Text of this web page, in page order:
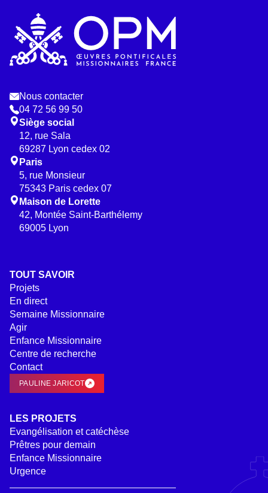
TOUT SAVOIR
Projets
En direct
Semaine Missionnaire
Agir
Enfance Missionnaire
Centre de recherche
Contact
PAULINE JARICOT
LES PROJETS
Evangélisation et catéchèse
Prêtres pour demain
Enfance Missionnaire
Urgence
Nous contacter
04 72 56 99 50
Siège social
12, rue Sala
69287 Lyon cedex 02
Paris
5, rue Monsieur
75343 Paris cedex 07
Maison de Lorette
42, Montée Saint-Barthélemy
69005 Lyon